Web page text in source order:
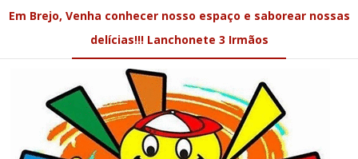
Em Brejo, Venha conhecer nosso espaço e saborear nossas
delícias!!! Lanchonete 3 Irmãos